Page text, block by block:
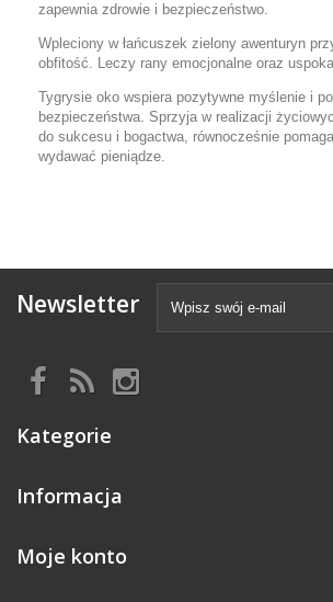
zapewnia zdrowie i bezpieczeństwo.
Wpleciony w łańcuszek zielony awenturyn
obfitość. Leczy rany emocjonalne oraz
Tygrysie oko wspiera pozytywne myślenie i
bezpieczeństwa. Sprzyja w realizacji
do sukcesu i bogactwa, równocześnie
wydawać pieniądze.
Newsletter
Kategorie
Informacja
Moje konto